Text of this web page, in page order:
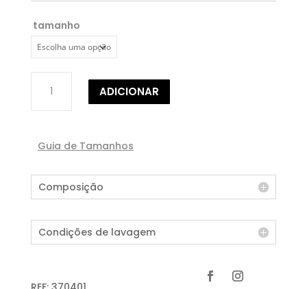
tamanho
Quantidade
CALÇA
CROCHE
ADICIONAR
Guia de Tamanhos
Composição
Condições de lavagem